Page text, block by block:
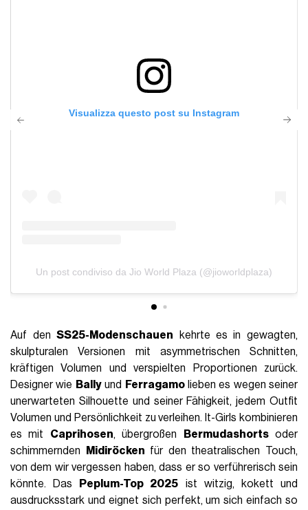
Visualizza questo post su Instagram
Un post condiviso da Jio World Plaza (@jioworldplaza)
Auf denSS25-Modenschauen kehrte es in gewagten,
skulpturalen Versionen mit asymmetrischen Schnitten,
kräftigen Volumen und verspielten Proportionen zurück.
Designer wie Ballyund Ferragamolieben es wegen seiner
unerwarteten Silhouette und seiner Fähigkeit, jedem Outfit
Volumen und Persönlichkeit zu verleihen. It-Girls kombinieren
es mit Caprihosen, übergroßen Bermudashortsoder
schimmernden
Midiröcken für den theatralischen Touch,
von dem wir vergessen haben, dass er so verführerisch sein
könnte. Das
Peplum-Top 2025 ist witzig, kokett und
ausdrucksstark und eignet sich perfekt, um sich einfach so